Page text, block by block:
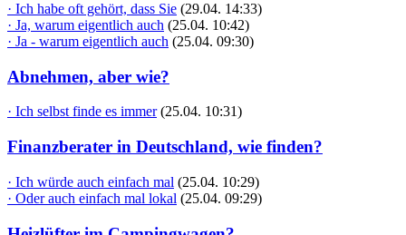
· Ich habe oft gehört, dass Sie (29.04. 14:33)
· Ja, warum eigentlich auch (25.04. 10:42)
· Ja - warum eigentlich auch (25.04. 09:30)
Abnehmen, aber wie?
· Ich selbst finde es immer (25.04. 10:31)
Finanzberater in Deutschland, wie finden?
· Ich würde auch einfach mal (25.04. 10:29)
· Oder auch einfach mal lokal (25.04. 09:29)